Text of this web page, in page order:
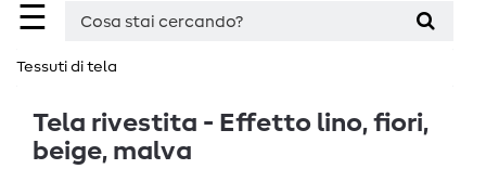
☰
Tessuti di tela
Tela rivestita - Effetto lino, fiori,
beige, malva